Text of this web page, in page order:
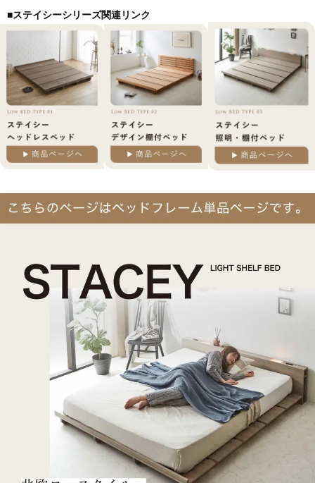
■ステイシーシリーズ関連リンク